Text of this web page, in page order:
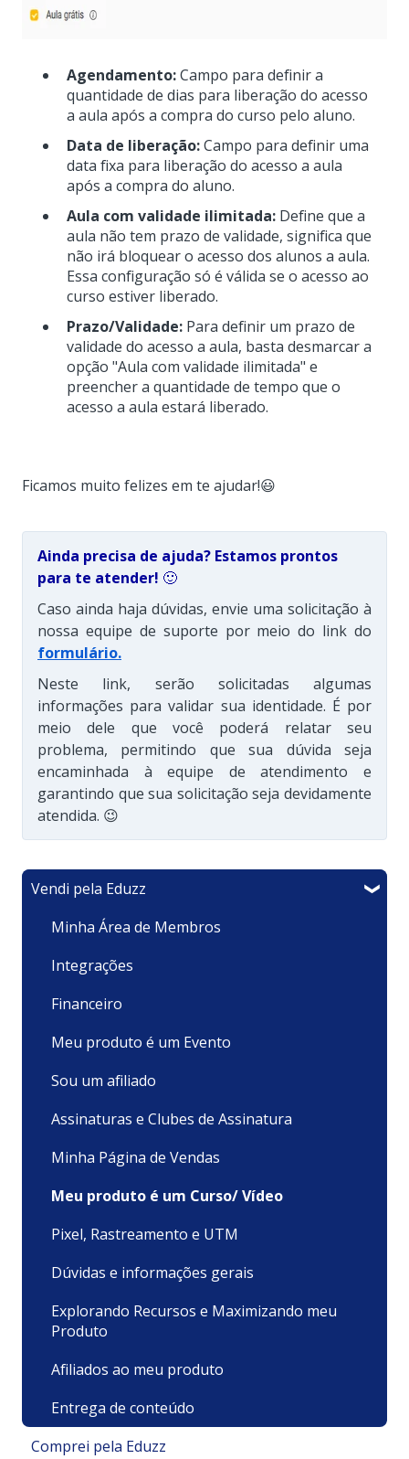
Agendamento:Campo para definir a
quantidade de dias para liberação do acesso
a aula após a compra do curso pelo aluno.
Data de liberação:Campo para definir uma
data fixa para liberação do acesso a aula
após a compra do aluno.
Aula com validade ilimitada: Define que a
aula não tem prazo de validade, significa que
não irá bloquear o acesso dos alunos a aula.
Essa configuração só é válida se o acesso ao
curso estiver liberado.
Prazo/Validade: Para definir um prazo de
validade do acesso a aula, basta desmarcar a
opção "Aula com validade ilimitada" e
preencher a quantidade de tempo que o
acesso a aula estará liberado.
Ficamos muito felizes em te ajudar!😃
Ainda precisa de ajuda? Estamos prontos
para te atender! 🙂
Caso ainda haja dúvidas, envie uma solicitação à
nossa equipe de suporte por meio do link do
formulário.
Neste link, serão solicitadas algumas
informações para validar sua identidade. É por
meio dele que você poderá relatar seu
problema, permitindo que sua dúvida seja
encaminhada à equipe de atendimento e
garantindo que sua solicitação seja devidamente
atendida. 😉
Vendi pela Eduzz
Minha Área de Membros
Integrações
Financeiro
Meu produto é um Evento
Sou um afiliado
Assinaturas e Clubes de Assinatura
Minha Página de Vendas
Meu produto é um Curso/ Vídeo
Pixel, Rastreamento e UTM
Dúvidas e informações gerais
Explorando Recursos e Maximizando meu
Produto
Afiliados ao meu produto
Entrega de conteúdo
Comprei pela Eduzz